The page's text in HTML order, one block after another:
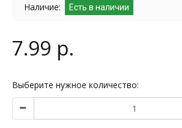
Наличие:
Есть в наличии
7.99 р.
Выберите нужное количество: